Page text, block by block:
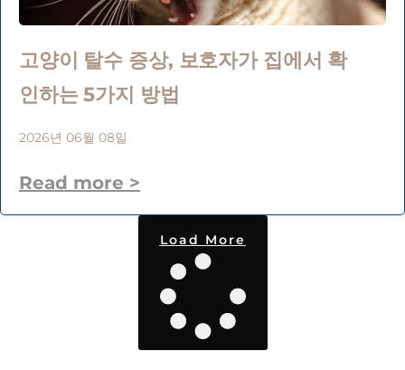
고양이 탈수 증상, 보호자가 집에서 확
인하는 5가지 방법
2026년 06월 08일
Read more >
Load More